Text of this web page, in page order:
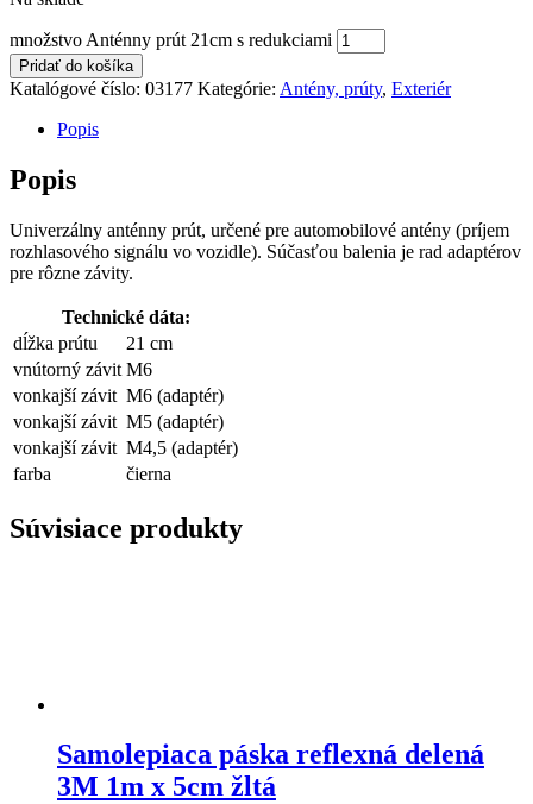
množstvo Anténny prút 21cm s redukciami
Pridať do košíka
Katalógové číslo: 03177 Kategórie: Antény, prúty, Exteriér
Popis
Popis
Univerzálny anténny prút, určené pre automobilové antény (príjem
rozhlasového signálu vo vozidle). Súčasťou balenia je rad adaptérov
pre rôzne závity.
Technické dáta:
dĺžka prútu
21 cm
vnútorný závit M6
vonkajší závit M6 (adaptér)
vonkajší závit M5 (adaptér)
vonkajší závit M4,5 (adaptér)
farba
čierna
Súvisiace produkty
Samolepiaca páska reflexná delená
3M 1m x 5cm žltá